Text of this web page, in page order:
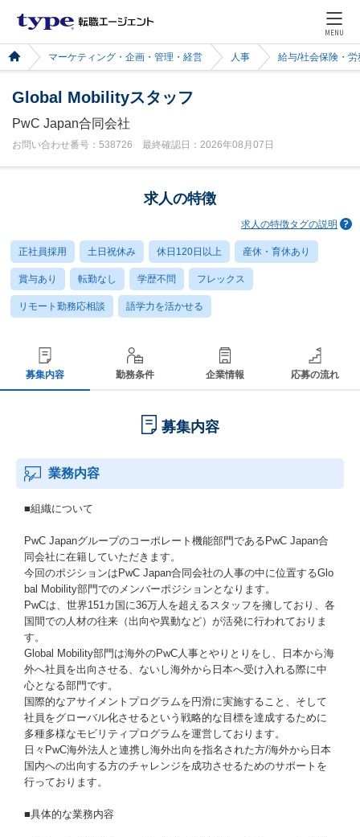
MENU
マーケティング・企画・管理・経営 人事 給与/社会保険・労
Global Mobilityスタッフ
PwC Japan合同会社
お問い合わせ番号：538726 最終確認日：2026年08月07日
求人の特徴
求人の特徴タグの説明
正社員採用 土日祝休み 休日120日以上 産休・育休あり
賞与あり 転勤なし 学歴不問 フレックス
リモート勤務応相談 語学力を活かせる
募集内容 勤務条件 企業情報 応募の流れ
募集内容
業務内容
■組織について
PwC Japanグループのコーポレート機能部門であるPwC Japan合
同会社に在籍していただきます。
今回のポジションはPwC Japan合同会社の人事の中に位置するGlo
bal Mobility部門でのメンバーポジションとなります。
PwCは、世界151カ国に36万人を超えるスタッフを擁しており、各
国間での人材の往来（出向や異動など）が活発に行われておりま
す。
Global Mobility部門は海外のPwC人事とやりとりをし、日本から海
外へ社員を出向させる、ないし海外から日本へ受け入れる際に中
心となる部門です。
国際的なアサイメントプログラムを円滑に実施すること、そして
社員をグローバル化させるという戦略的な目標を達成するために
多種多様なモビリティプログラムを運営しております。
日々PwC海外法人と連携し海外出向を指名された方/海外から日本
国内への出向する方のチャレンジを成功させるためのサポートを
行っております。
■具体的な業務内容